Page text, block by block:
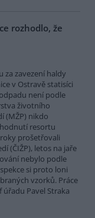
rozhodlo, že
za zavezení haldy
v Ostravě statisíci
není podle
životního
(MŽP) nikdo
resortu
prošetřovali
(ČIŽP), letos na jaře
nebylo podle
si proto loni
vzorků. Práce
Pavel Straka